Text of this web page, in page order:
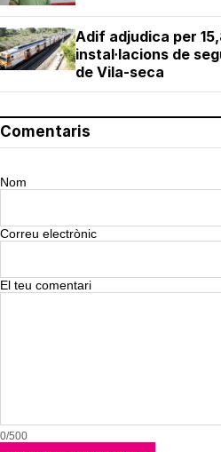
Adif adjudica per
instal·lacions de
de Vila-seca
Comentaris
Nom
Correu electrònic
El teu comentari
0/500